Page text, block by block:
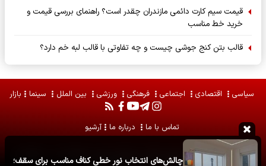
قیمت سیم کارت دائمی مازندران چقدر است؟ راهنمای بررسی قیمت و
خرید خط مناسب
قالب بتن کنج جوشی چیست و چه تفاوتی با قالب لبه خم دارد؟
چالش‌های انتخاب نور خطی کناف مناسب برای سقف؛
سیاسی اقتصادی اجتماعی فرهنگی ورزشی بین الملل سینما بازار
تماس با ما درباره ما آرشیو
تمامی حقوق مادی و معنوی مطالب برای